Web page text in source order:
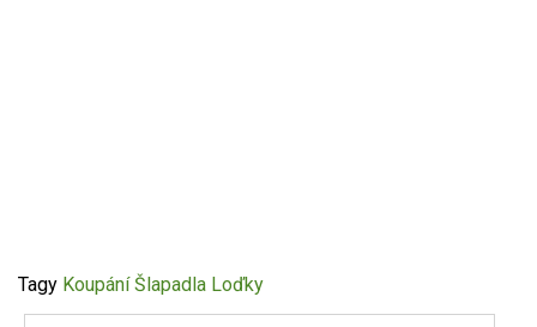
Tagy Koupání Šlapadla Loďky